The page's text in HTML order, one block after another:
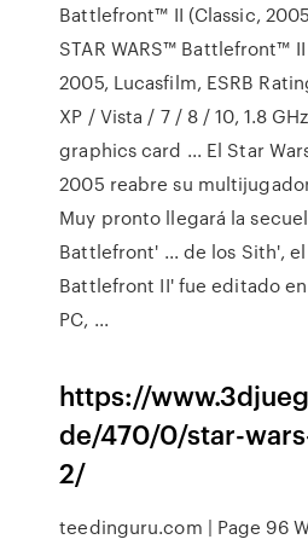
Battlefront™ II (Classic,
STAR WARS™ Battlefront™
2005, Lucasfilm, ESRB
XP / Vista / 7 / 8 / 10, 1.8
graphics card ... El Star
2005 reabre su
Muy pronto llegará la
Battlefront' ... de los Sith',
Battlefront II' fue editado en
PC, ...
https://
de/470/0/star-
2/
teedinguru.com | Page 96